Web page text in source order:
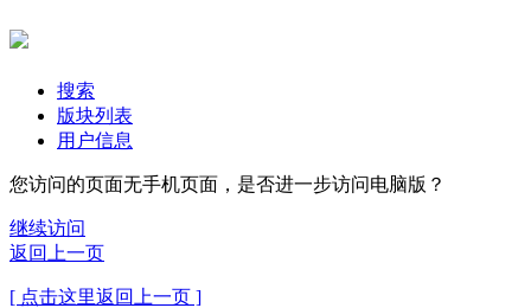
搜索
版块列表
用户信息
您访问的页面无手机页面，是否进一步访问电脑版？
继续访问
返回上一页
[ 点击这里返回上一页 ]